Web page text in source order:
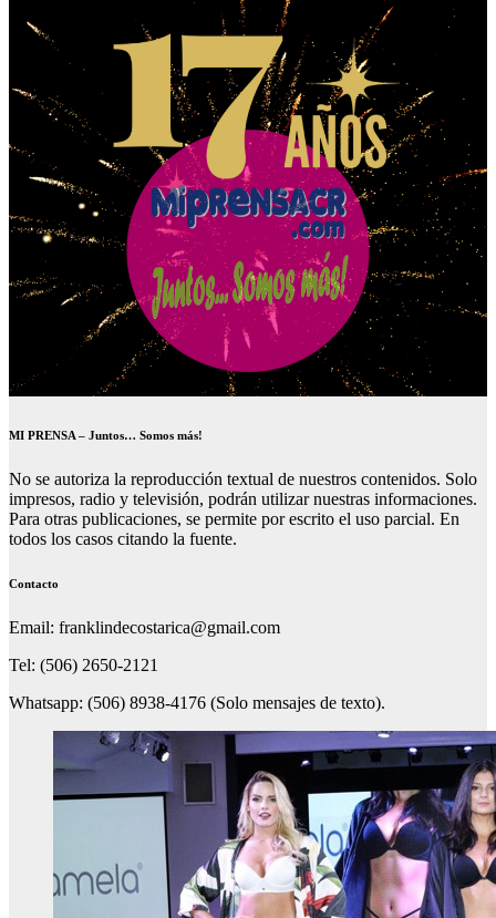
MI PRENSA – Juntos… Somos más!
No se autoriza la reproducción textual de nuestros contenidos. Solo
impresos, radio y televisión, podrán utilizar nuestras informaciones.
Para otras publicaciones, se permite por escrito el uso parcial. En
todos los casos citando la fuente.
Contacto
Email: franklindecostarica@gmail.com
Tel: (506) 2650-2121
Whatsapp: (506) 8938-4176 (Solo mensajes de texto).